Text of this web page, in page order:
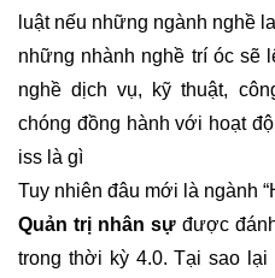
luật nếu những ngành nghề
những nhành nghề trí óc sẽ
nghề dịch vụ, kỹ thuật,
chóng đồng hành với hoạt
iss là gì
Tuy nhiên đâu mới là ngành
Quản trị nhân sự được
trong thời kỳ 4.0. Tại sao